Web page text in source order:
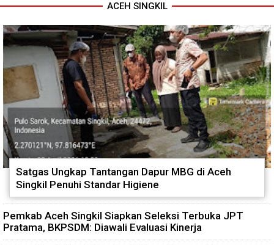
ACEH SINGKIL
Satgas Ungkap Tantangan Dapur MBG di Aceh
Singkil Penuhi Standar Higiene
Pemkab Aceh Singkil Siapkan Seleksi Terbuka JPT
Pratama, BKPSDM: Diawali Evaluasi Kinerja